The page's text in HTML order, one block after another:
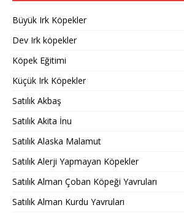
Büyük Irk Köpekler
Dev Irk köpekler
Köpek Eğitimi
Küçük Irk Köpekler
Satılık Akbaş
Satılık Akita İnu
Satılık Alaska Malamut
Satılık Alerji Yapmayan Köpekler
Satılık Alman Çoban Köpeği Yavruları
Satılık Alman Kurdu Yavruları